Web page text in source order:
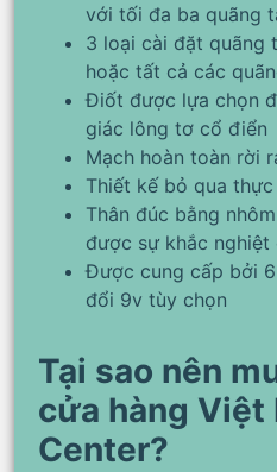
với tối đa ba quãng
3 loại cài đặt quãng
hoặc tất cả các
Điốt được lựa chọn
giác lông tơ cổ điển
Mạch hoàn toàn rời
Thiết kế bỏ qua
Thân đúc bằng
được sự khắc nghiệt
Được cung cấp bởi
đổi 9v tùy chọn
Tại sao nên
cửa hàng Việt
Center?